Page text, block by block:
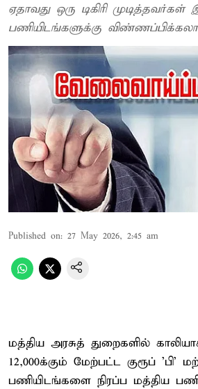
ஏதாவது ஒரு டிகிரி முடித்தவர்கள்
பணியிடங்களுக்கு
Published on: 27 May 2026, 2:45 am
மத்திய அரசுத் துறைகளில்
12,000க்கும் மேற்பட்ட குரூப் ’பி’
பணியிடங்களை நிரப்ப மத்திய